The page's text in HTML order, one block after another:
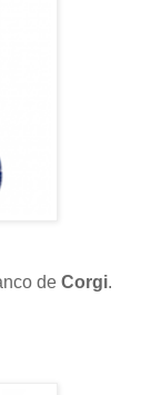
de Corgi.